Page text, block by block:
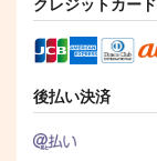
787円（税込）
石神千空×あさぎりゲン
サンプル
作品詳細
カート
後払い決済